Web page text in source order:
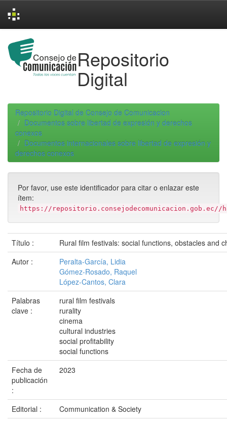
navigation
Repositorio
Digital
Repositorio Digital de Consejo de Comunicacion
Documentos sobre libertad de expresión y derechos
conexos
Documentos internacionales sobre libertad de expresión y
derechos conexos
Por favor, use este identificador para citar o enlazar este
ítem:
https://repositorio.consejodecomunicacion.gob.ec//
Título :
Rural film festivals: social functions, obstacles and
Autor :
Peralta-García, Lidia
Gómez-Rosado, Raquel
López-Cantos, Clara
Palabras
clave :
rural film festivals
rurality
cinema
cultural industries
social profitability
social functions
Fecha de
publicación
:
2023
Editorial :
Communication & Society